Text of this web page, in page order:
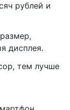
рублей и
дисплея.
тем лучше